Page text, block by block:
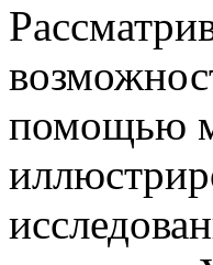
помощью